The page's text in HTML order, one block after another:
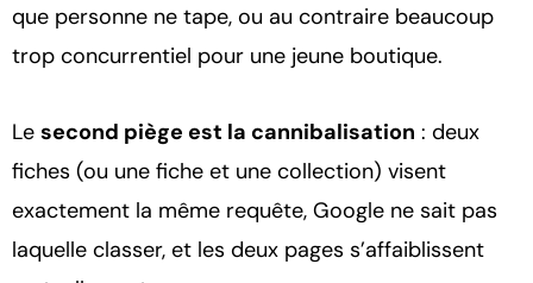
que personne ne tape, ou au contraire beaucoup
trop concurrentiel pour une jeune boutique.
Le second piège est la cannibalisation : deux
fiches (ou une fiche et une collection) visent
exactement la même requête, Google ne sait pas
laquelle classer, et les deux pages s’affaiblissent